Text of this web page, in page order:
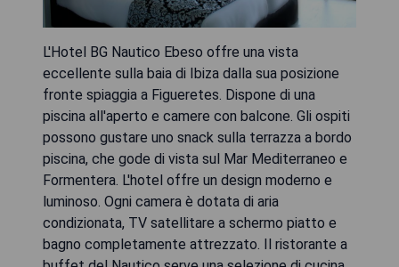
L'Hotel BG Nautico Ebeso offre una vista
eccellente sulla baia di Ibiza dalla sua posizione
fronte spiaggia a Figueretes. Dispone di una
piscina all'aperto e camere con balcone. Gli ospiti
possono gustare uno snack sulla terrazza a bordo
piscina, che gode di vista sul Mar Mediterraneo e
Formentera. L'hotel offre un design moderno e
luminoso. Ogni camera è dotata di aria
condizionata, TV satellitare a schermo piatto e
bagno completamente attrezzato. Il ristorante a